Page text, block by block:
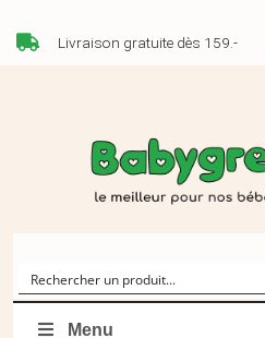
Livraison gratuite dès 159.-
Menu